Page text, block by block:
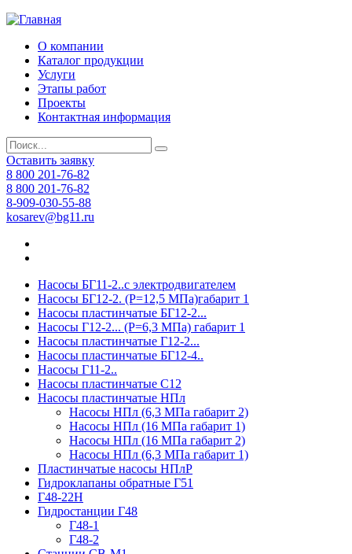
О компании
Каталог продукции
Услуги
Этапы работ
Проекты
Контактная информация
Оставить заявку
8 800 201-76-82
8 800 201-76-82
8-909-030-55-88
kosarev@bg11.ru
Насосы БГ11-2..с электродвигателем
Насосы БГ12-2. (Р=12,5 МПа)габарит 1
Насосы пластинчатые БГ12-2...
Насосы Г12-2... (Р=6,3 МПа) габарит 1
Насосы пластинчатые Г12-2...
Насосы пластинчатые БГ12-4..
Насосы Г11-2..
Насосы пластинчатые С12
Насосы пластинчатые НПл
Насосы НПл (6,3 МПа габарит 2)
Насосы НПл (16 МПа габарит 1)
Насосы НПл (16 МПа габарит 2)
Насосы НПл (6,3 МПа габарит 1)
Пластинчатые насосы НПлР
Гидроклапаны обратные Г51
Г48-22Н
Гидростанции Г48
Г48-1
Г48-2